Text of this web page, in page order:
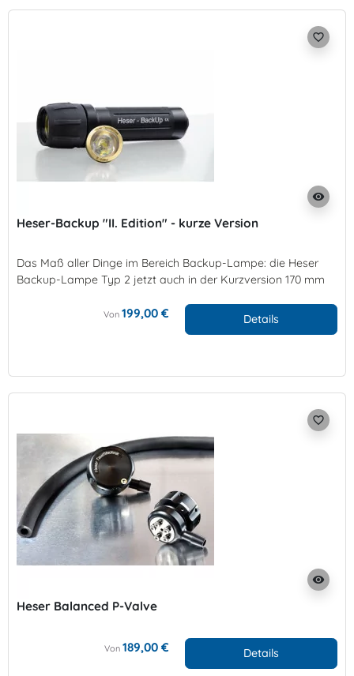
visibility
favorite_border
Heser-Backup "II. Edition" - kurze Version
Das Maß aller Dinge im Bereich Backup-Lampe: die Heser
Backup-Lampe Typ 2 jetzt auch in der Kurzversion 170 mm
Von 199,00 € Details
visibility
favorite_border
Heser Balanced P-Valve
Von 189,00 € Details